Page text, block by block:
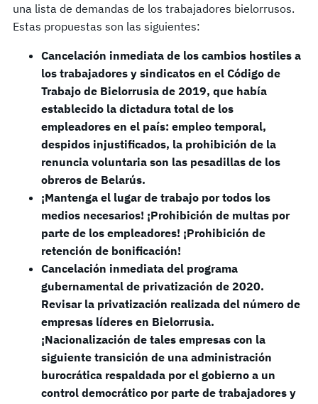
una lista de demandas de los trabajadores bielorrusos.
Estas propuestas son las siguientes:
Cancelación inmediata de los cambios hostiles a
los trabajadores y sindicatos en el Código de
Trabajo de Bielorrusia de 2019, que había
establecido la dictadura total de los
empleadores en el país: empleo temporal,
despidos injustificados, la prohibición de la
renuncia voluntaria son las pesadillas de los
obreros de Belarús.
¡Mantenga el lugar de trabajo por todos los
medios necesarios! ¡Prohibición de multas por
parte de los empleadores! ¡Prohibición de
retención de bonificación!
Cancelación inmediata del programa
gubernamental de privatización de 2020.
Revisar la privatización realizada del número de
empresas líderes en Bielorrusia.
¡Nacionalización de tales empresas con la
siguiente transición de una administración
burocrática respaldada por el gobierno a un
control democrático por parte de trabajadores y